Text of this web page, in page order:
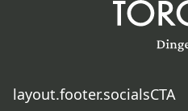
layout.footer.socialsCTA